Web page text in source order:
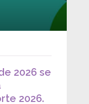
2026 se
2026.